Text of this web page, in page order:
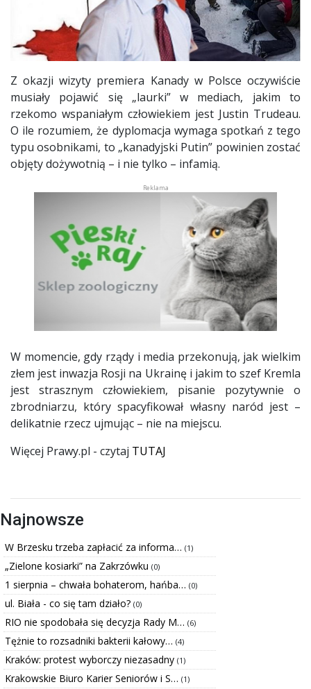
Z okazji wizyty premiera Kanady w Polsce oczywiście
musiały pojawić się „laurki” w mediach, jakim to
rzekomo wspaniałym człowiekiem jest Justin Trudeau.
O ile rozumiem, że dyplomacja wymaga spotkań z tego
typu osobnikami, to „kanadyjski Putin” powinien zostać
objęty dożywotnią – i nie tylko – infamią.
W momencie, gdy rządy i media przekonują, jak wielkim
złem jest inwazja Rosji na Ukrainę i jakim to szef Kremla
jest strasznym człowiekiem, pisanie pozytywnie o
zbrodniarzu, który spacyfikował własny naród jest –
delikatnie rzecz ujmując – nie na miejscu.
Więcej Prawy.pl - czytaj TUTAJ
Najnowsze
W Brzesku trzeba zapłacić za informa… (1)
„Zielone kosiarki” na Zakrzówku (0)
1 sierpnia – chwała bohaterom, hańba… (0)
ul. Biała - co się tam działo? (0)
RIO nie spodobała się decyzja Rady M… (6)
Tężnie to rozsadniki bakterii kałowy… (4)
Kraków: protest wyborczy niezasadny (1)
Krakowskie Biuro Karier Seniorów i S… (1)